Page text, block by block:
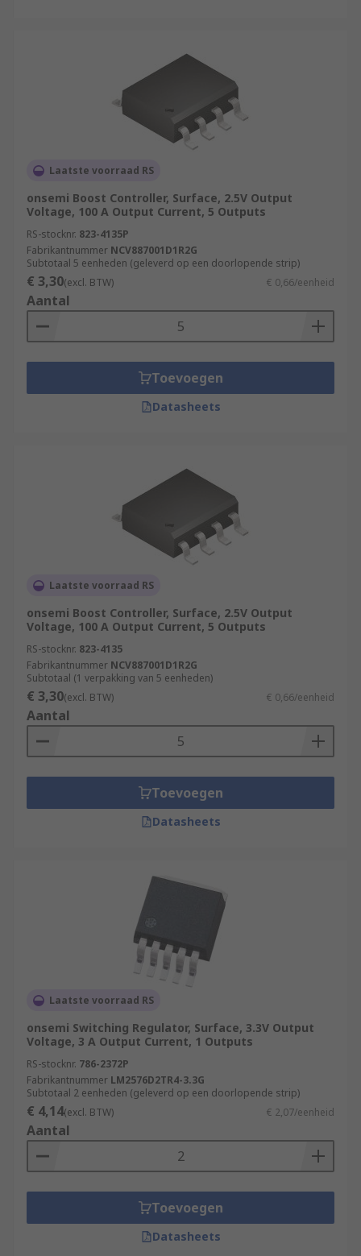
Laatste voorraad RS
onsemi Boost Controller, Surface, 2.5V Output
Voltage, 100 A Output Current, 5 Outputs
RS-stocknr. 823-4135P
Fabrikantnummer NCV887001D1R2G
Subtotaal 5 eenheden (geleverd op een doorlopende strip)
€ 3,30(excl. BTW) € 0,66/eenheid
Aantal
Toevoegen
Datasheets
Laatste voorraad RS
onsemi Boost Controller, Surface, 2.5V Output
Voltage, 100 A Output Current, 5 Outputs
RS-stocknr. 823-4135
Fabrikantnummer NCV887001D1R2G
Subtotaal (1 verpakking van 5 eenheden)
€ 3,30(excl. BTW) € 0,66/eenheid
Aantal
Toevoegen
Datasheets
Laatste voorraad RS
onsemi Switching Regulator, Surface, 3.3V Output
Voltage, 3 A Output Current, 1 Outputs
RS-stocknr. 786-2372P
Fabrikantnummer LM2576D2TR4-3.3G
Subtotaal 2 eenheden (geleverd op een doorlopende strip)
€ 4,14(excl. BTW) € 2,07/eenheid
Aantal
Toevoegen
Datasheets